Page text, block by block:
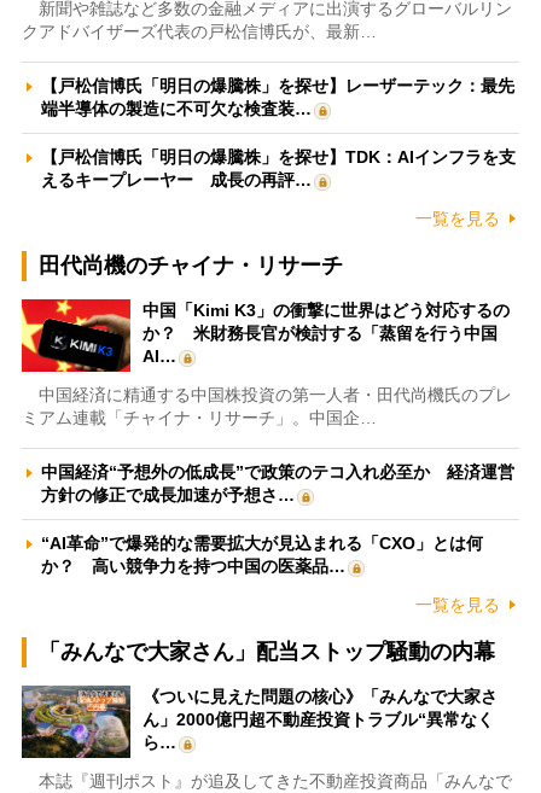
新聞や雑誌など多数の金融メディアに出演するグローバルリン
クアドバイザーズ代表の戸松信博氏が、最新…
【戸松信博氏「明日の爆騰株」を探せ】レーザーテック：最先
端半導体の製造に不可欠な検査装…
【戸松信博氏「明日の爆騰株」を探せ】TDK：AIインフラを支
えるキープレーヤー 成長の再評…
一覧を見る
田代尚機のチャイナ・リサーチ
中国「Kimi K3」の衝撃に世界はどう対応するの
か？ 米財務長官が検討する「蒸留を行う中国
AI…
中国経済に精通する中国株投資の第一人者・田代尚機氏のプレ
ミアム連載「チャイナ・リサーチ」。中国企…
中国経済“予想外の低成長”で政策のテコ入れ必至か 経済運営
方針の修正で成長加速が予想さ…
“AI革命”で爆発的な需要拡大が見込まれる「CXO」とは何
か？ 高い競争力を持つ中国の医薬品…
一覧を見る
「みんなで大家さん」配当ストップ騒動の内幕
《ついに見えた問題の核心》「みんなで大家さ
ん」2000億円超不動産投資トラブル“異常なく
ら…
本誌『週刊ポスト』が追及してきた不動産投資商品「みんなで